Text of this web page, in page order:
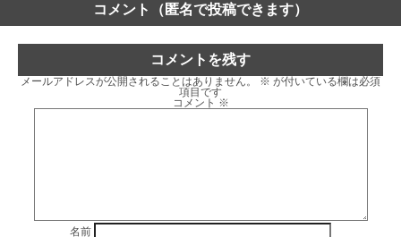
コメント（匿名で投稿できます）
コメントを残す
メールアドレスが公開されることはありません。 ※ が付いている欄は必須
項目です
コメント ※
名前